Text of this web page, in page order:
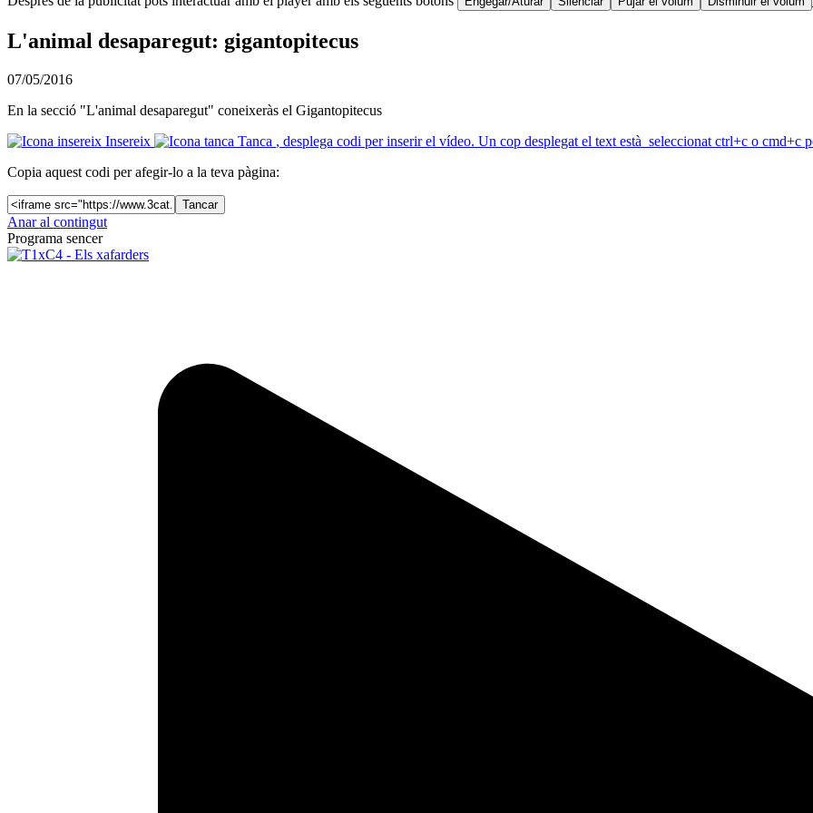
L'animal desaparegut: gigantopitecus
07/05/2016
En la secció "L'animal desaparegut" coneixeràs el Gigantopitecus
Insereix
Tanca , desplega codi per inserir el vídeo. Un cop desplegat el text està seleccionat ctrl+c o cmd+c
Copia aquest codi per afegir-lo a la teva pàgina:
Tancar
Anar al contingut
Programa sencer